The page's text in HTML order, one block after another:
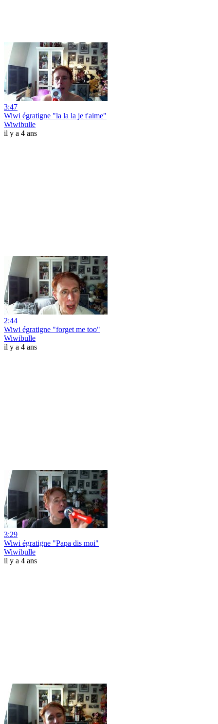
3:47
Wiwi égratigne "la la la je t'aime"
Wiwibulle
il y a 4 ans
2:44
Wiwi égratigne "forget me too"
Wiwibulle
il y a 4 ans
3:29
Wiwi égratigne "Papa dis moi"
Wiwibulle
il y a 4 ans